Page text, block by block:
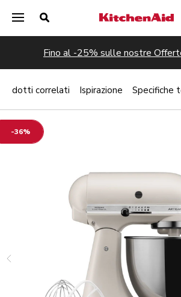
Fino al -25% sulle nostre
-36%
correlati Ispirazione Specifiche